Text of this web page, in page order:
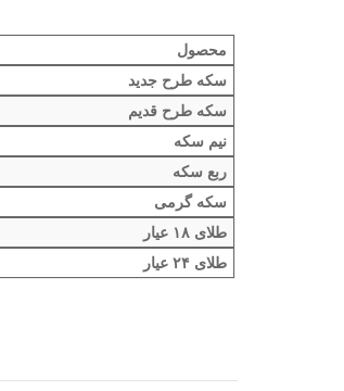
محصول
سکه طرح جدید
سکه طرح قدیم
نیم سکه
ربع سکه
سکه گرمی
طلای ۱۸ عیار
طلای ۲۴ عیار